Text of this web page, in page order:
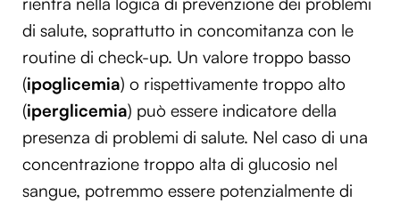
di salute, soprattutto in concomitanza con le
routine di check-up. Un valore troppo basso
(ipoglicemia) o rispettivamente troppo alto
(iperglicemia) può essere indicatore della
presenza di problemi di salute. Nel caso di una
concentrazione troppo alta di glucosio nel
sangue, potremmo essere potenzialmente di